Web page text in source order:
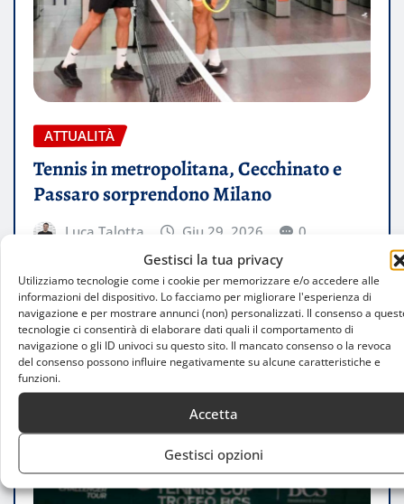
Gestisci la tua privacy
Utilizziamo tecnologie come i cookie per memorizzare e/o accedere alle
informazioni del dispositivo. Lo facciamo per migliorare l'esperienza di
navigazione e per mostrare annunci (non) personalizzati. Il consenso a
tecnologie ci consentirà di elaborare dati quali il comportamento di
navigazione o gli ID univoci su questo sito. Il mancato consenso o la revoca
del consenso possono influire negativamente su alcune caratteristiche e
funzioni.
Accetta
Gestisci opzioni
ATTUALITÀ
Tennis in metropolitana, Cecchinato e
Passaro sorprendono Milano
Luca Talotta Giu 29, 2026 0
Alla fermata Porta Garibaldi della Metro 5 un
campo allestito per l’occasione ha portato il
tennis tra pendolari e curiosi.…
LEGGI TUTTO